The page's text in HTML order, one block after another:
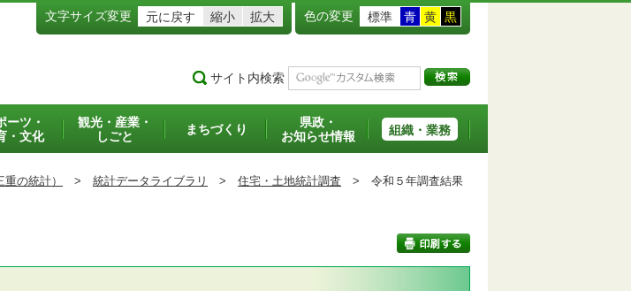
文字サイズ変更 元に戻す 縮小 拡大 色の変更 標準 青 黄 黒
サイト内検索
ーツ・
・文化
観光・産業・
しごと
まちづくり
県政・
お知らせ情報
組織・業務
の統計） > 統計データライブラリ > 住宅・土地統計調査 > 令和５年調査結果